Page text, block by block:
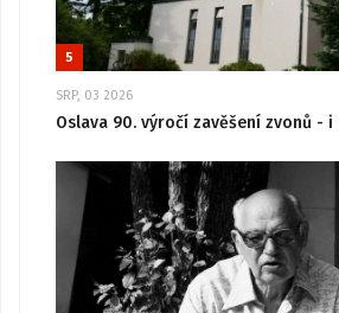
5
SRP, 03 2026
Oslava 90. výročí zavěšení zvonů - i